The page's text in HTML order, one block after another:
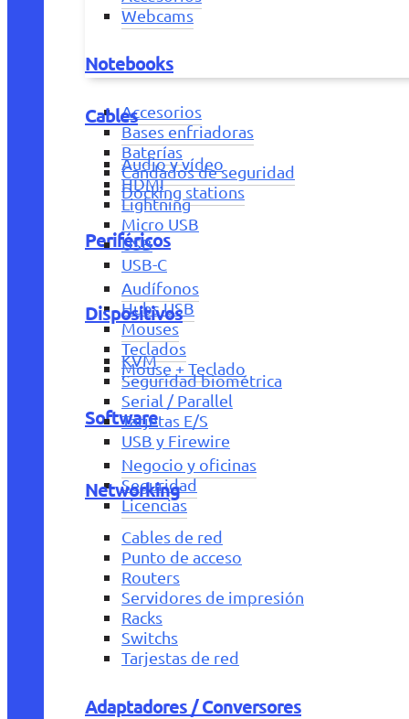
Webcams
Notebooks
Accesorios
Bases enfriadoras
Baterías
Candados de seguridad
Docking stations
Periféricos
Audífonos
Hubs USB
Mouses
Teclados
Mouse + Teclado
Software
Negocio y oficinas
Seguridad
Licencias
Cables
Audio y vídeo
HDMI
Lightning
Micro USB
USB
USB-C
Dispositivos
KVM
Seguridad biométrica
Serial / Parallel
Tarjetas E/S
USB y Firewire
Networking
Cables de red
Punto de acceso
Routers
Servidores de impresión
Racks
Switchs
Tarjestas de red
Adaptadores / Conversores